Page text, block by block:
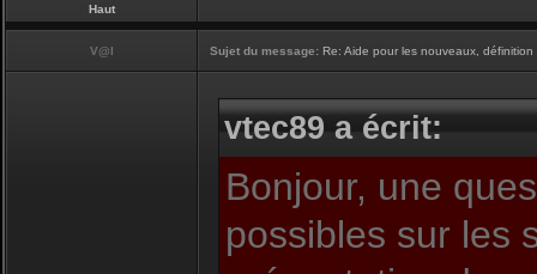
Haut
V@l Sujet du message: Re: Aide pour les nouveaux,
vtec89 a écrit:
Bonjour, une
possibles sur les